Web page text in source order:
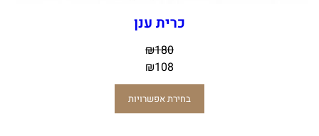
כרית ענן
₪180
₪108
בחירת אפשרויות